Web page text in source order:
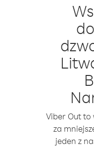
Viber Out to
za
jeden z